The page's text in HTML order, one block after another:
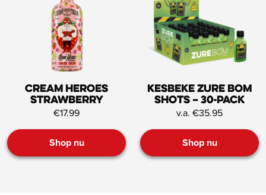
Cream Heroes
Strawberry
€17.99
Shop nu
Kesbeke zure bom
shots – 30-pack
v.a. €35.95
Shop nu